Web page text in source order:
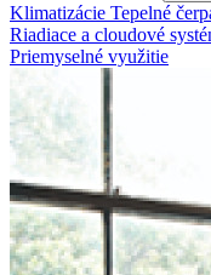
Klimatizácie Tepelné
Riadiace a cloudové
Priemyselné využitie